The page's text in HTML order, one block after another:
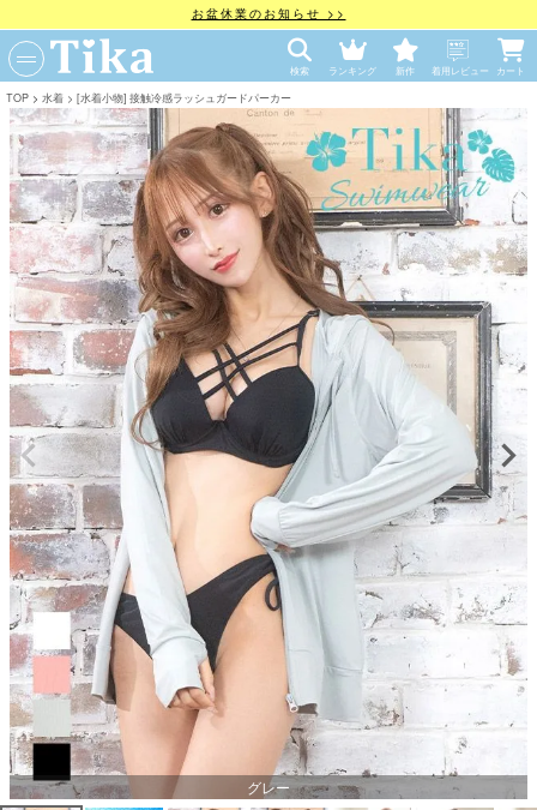
お盆休業のお知らせ >>
検索 ランキング 新作 着用レビュー カート
TOP 水着 [水着小物] 接触冷感ラッシュガードパーカー
グレー